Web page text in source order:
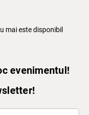
mai este disponibil
evenimentul!